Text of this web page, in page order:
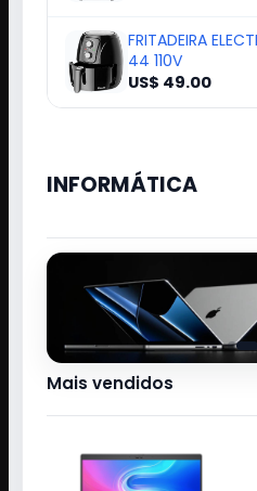
US$ 50.00
FRITADEIRA
Mais vendidos